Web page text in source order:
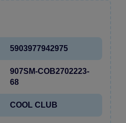
5903977942975
907SM-COB2702223-
68
COOL CLUB